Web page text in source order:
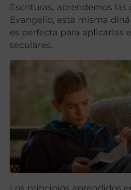
Escrituras, aprendemos las
Evangelio, esta misma
es perfecta para aplicarlas
seculares.
Los principios aprendidos